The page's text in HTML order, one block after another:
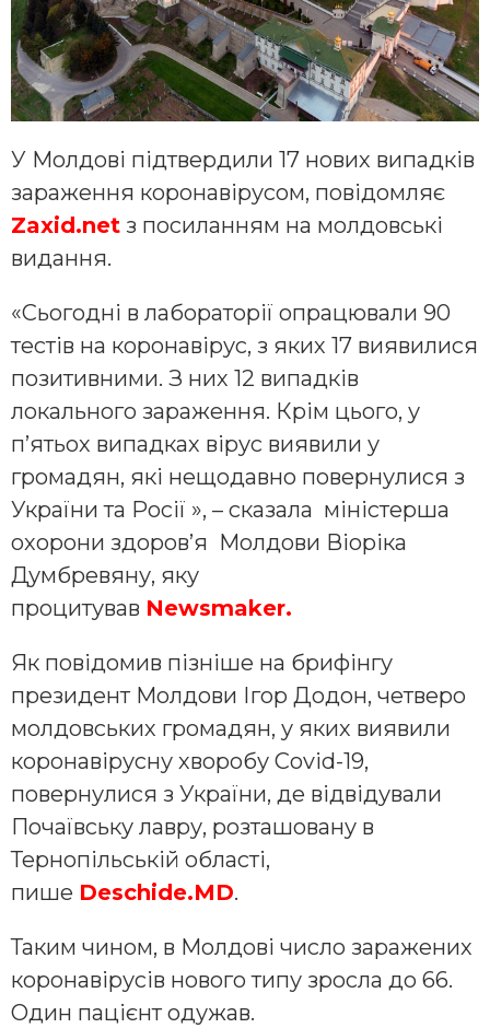
У Молдові підтвердили 17 нових випадків
зараження коронавірусом, повідомляє
Zaxid.net з посиланням на молдовські
видання.
«Сьогодні в лабораторії опрацювали 90
тестів на коронавірус, з яких 17 виявилися
позитивними. З них 12 випадків
локального зараження. Крім цього, у
п’ятьох випадках вірус виявили у
громадян, які нещодавно повернулися з
України та Росії », – сказала міністерша
охорони здоров’я Молдови Віоріка
Думбревяну, яку
процитував Newsmaker.
Як повідомив пізніше на брифінгу
президент Молдови Ігор Додон, четверо
молдовських громадян, у яких виявили
коронавірусну хворобу Covid-19,
повернулися з України, де відвідували
Почаївську лавру, розташовану в
Тернопільській області,
пише Deschide.MD.
Таким чином, в Молдові число заражених
коронавірусів нового типу зросла до 66.
Один пацієнт одужав.